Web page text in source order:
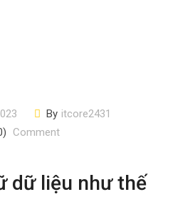
By itcore2431
Comment
dữ liệu như thế